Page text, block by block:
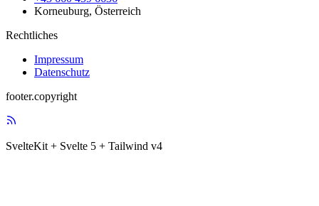
Korneuburg, Österreich
Rechtliches
Impressum
Datenschutz
footer.copyright
SvelteKit + Svelte 5 + Tailwind v4